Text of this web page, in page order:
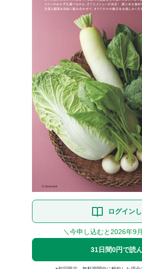
ログイン
＼今申し込むと2026年9
31日間0円で読